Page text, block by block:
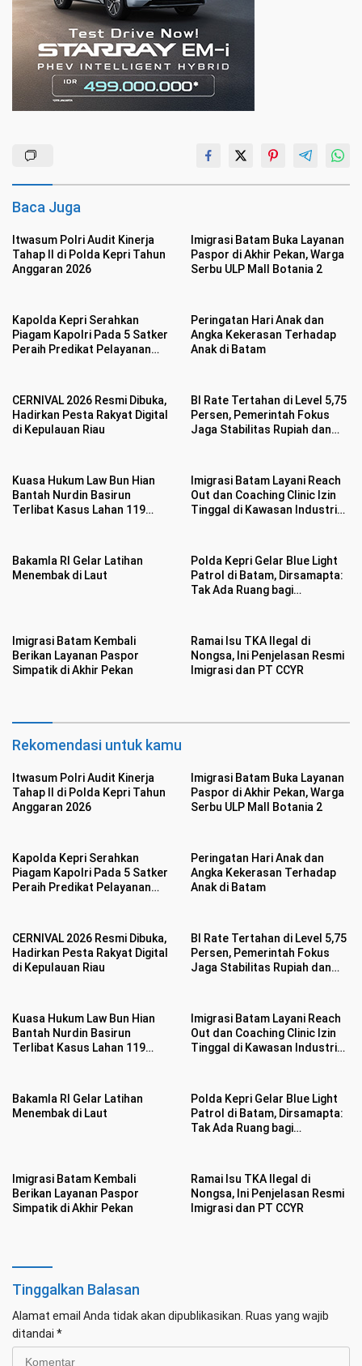
Baca Juga
Itwasum Polri Audit Kinerja
Tahap II di Polda Kepri Tahun
Anggaran 2026
Imigrasi Batam Buka Layanan
Paspor di Akhir Pekan, Warga
Serbu ULP Mall Botania 2
Kapolda Kepri Serahkan
Piagam Kapolri Pada 5 Satker
Peraih Predikat Pelayanan
Peringatan Hari Anak dan
Angka Kekerasan Terhadap
Anak di Batam
CERNIVAL 2026 Resmi Dibuka,
Hadirkan Pesta Rakyat Digital
di Kepulauan Riau
BI Rate Tertahan di Level 5,75
Persen, Pemerintah Fokus
Jaga Stabilitas Rupiah dan
Kuasa Hukum Law Bun Hian
Bantah Nurdin Basirun
Terlibat Kasus Lahan 119
Imigrasi Batam Layani Reach
Out dan Coaching Clinic Izin
Tinggal di Kawasan Industri
Bakamla RI Gelar Latihan
Menembak di Laut
Polda Kepri Gelar Blue Light
Patrol di Batam, Dirsamapta:
Tak Ada Ruang bagi
Imigrasi Batam Kembali
Berikan Layanan Paspor
Simpatik di Akhir Pekan
Ramai Isu TKA Ilegal di
Nongsa, Ini Penjelasan Resmi
Imigrasi dan PT CCYR
Rekomendasi untuk kamu
Itwasum Polri Audit Kinerja
Tahap II di Polda Kepri Tahun
Anggaran 2026
Imigrasi Batam Buka Layanan
Paspor di Akhir Pekan, Warga
Serbu ULP Mall Botania 2
Kapolda Kepri Serahkan
Piagam Kapolri Pada 5 Satker
Peraih Predikat Pelayanan
Peringatan Hari Anak dan
Angka Kekerasan Terhadap
Anak di Batam
CERNIVAL 2026 Resmi Dibuka,
Hadirkan Pesta Rakyat Digital
di Kepulauan Riau
BI Rate Tertahan di Level 5,75
Persen, Pemerintah Fokus
Jaga Stabilitas Rupiah dan
Kuasa Hukum Law Bun Hian
Bantah Nurdin Basirun
Terlibat Kasus Lahan 119
Imigrasi Batam Layani Reach
Out dan Coaching Clinic Izin
Tinggal di Kawasan Industri
Bakamla RI Gelar Latihan
Menembak di Laut
Polda Kepri Gelar Blue Light
Patrol di Batam, Dirsamapta:
Tak Ada Ruang bagi
Imigrasi Batam Kembali
Berikan Layanan Paspor
Simpatik di Akhir Pekan
Ramai Isu TKA Ilegal di
Nongsa, Ini Penjelasan Resmi
Imigrasi dan PT CCYR
Tinggalkan Balasan
Alamat email Anda tidak akan dipublikasikan. Ruas yang wajib
ditandai *